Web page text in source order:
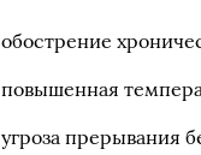
обострение
повышенная
угроза прерывания